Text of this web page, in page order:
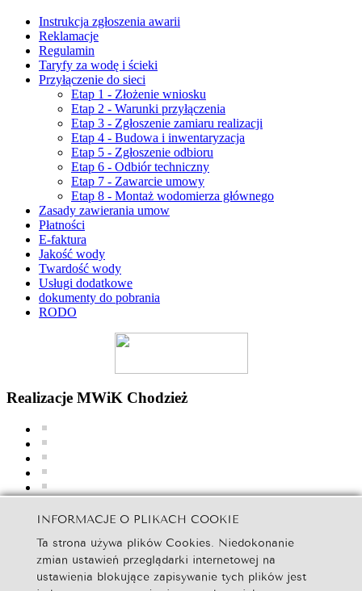
Instrukcja zgłoszenia awarii
Reklamacje
Regulamin
Taryfy za wodę i ścieki
Przyłączenie do sieci
Etap 1 - Złożenie wniosku
Etap 2 - Warunki przyłączenia
Etap 3 - Zgłoszenie zamiaru realizacji
Etap 4 - Budowa i inwentaryzacja
Etap 5 - Zgłoszenie odbioru
Etap 6 - Odbiór techniczny
Etap 7 - Zawarcie umowy
Etap 8 - Montaż wodomierza głównego
Zasady zawierania umow
Płatności
E-faktura
Jakość wody
Twardość wody
Usługi dodatkowe
dokumenty do pobrania
RODO
Realizacje MWiK Chodzież
INFORMACJE O PLIKACH COOKIE
Ta strona używa plików Cookies. Niedokonanie
zmian ustawień przeglądarki internetowej na
ustawienia blokujące zapisywanie tych plików jest